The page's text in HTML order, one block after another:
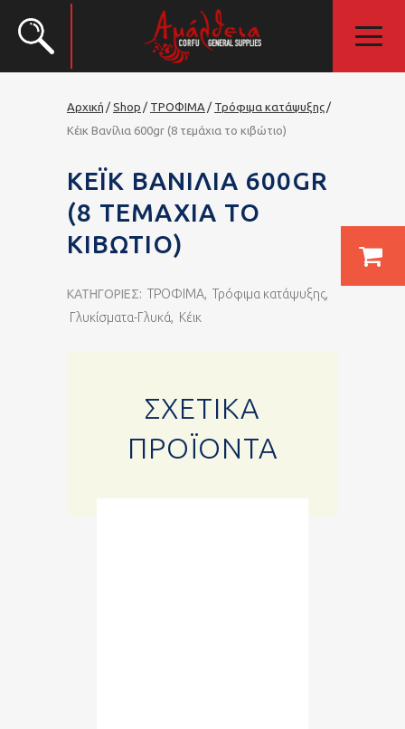
Αρχική Shop ΤΡΟΦΙΜΑ
Τρόφιμα κατάψυξης
Κέικ Βανίλια 600gr (8 τεμάχια το κιβώτιο)
ΚΈΙΚ ΒΑΝΊΛΙΑ 600GR
(8 ΤΕΜΆΧΙΑ ΤΟ
ΚΙΒΏΤΙΟ)
ΚΑΤΗΓΟΡΊΕΣ: ΤΡΟΦΙΜΑ, Τρόφιμα κατάψυξης,
Γλυκίσματα-Γλυκά, Κέικ
ΣΧΕΤΙΚΆ
ΠΡΟΪΌΝΤΑ